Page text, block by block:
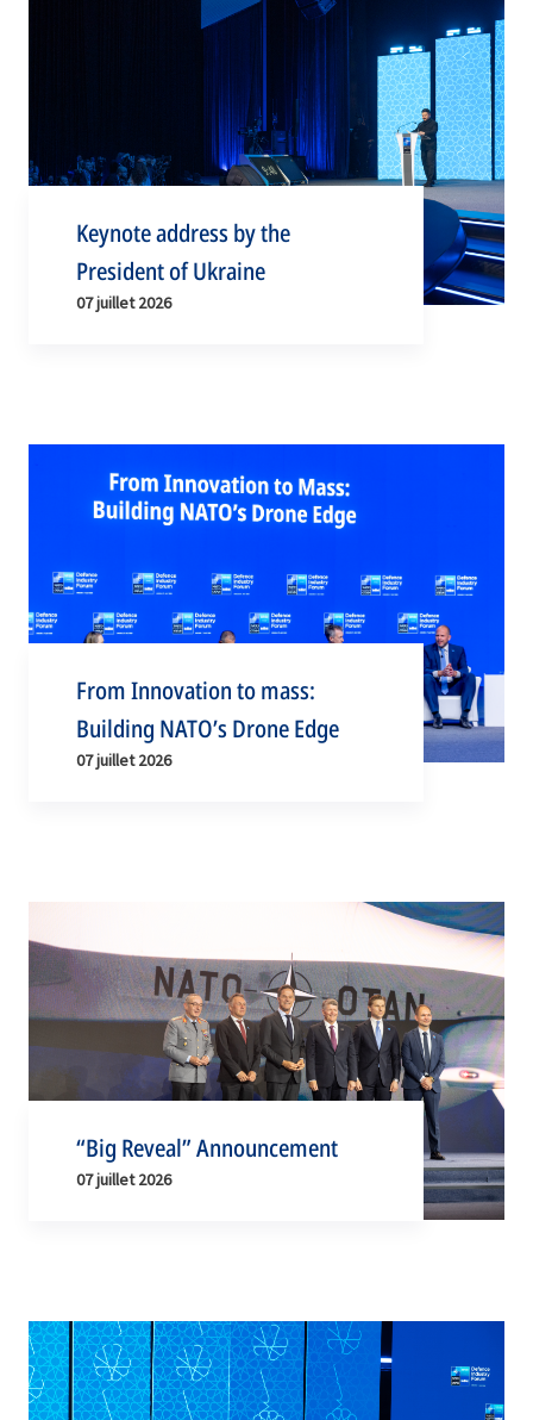
Keynote address by the
President of Ukraine
07 juillet 2026
From Innovation to mass:
Building NATO’s Drone Edge
07 juillet 2026
“Big Reveal” Announcement
07 juillet 2026